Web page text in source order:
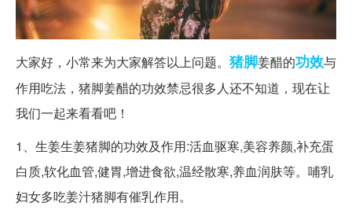
大家好，小常来为大家解答以上问题。 猪脚姜醋的功效与
作用吃法，猪脚姜醋的功效禁忌很多人还不知道，现在让
我们一起来看看吧！
1、生姜生姜猪脚的功效及作用:活血驱寒,美容养颜,补充蛋
白质,软化血管,健胃,增进食欲,温经散寒,养血润肤等。哺乳
妇女多吃姜汁猪脚有催乳作用。